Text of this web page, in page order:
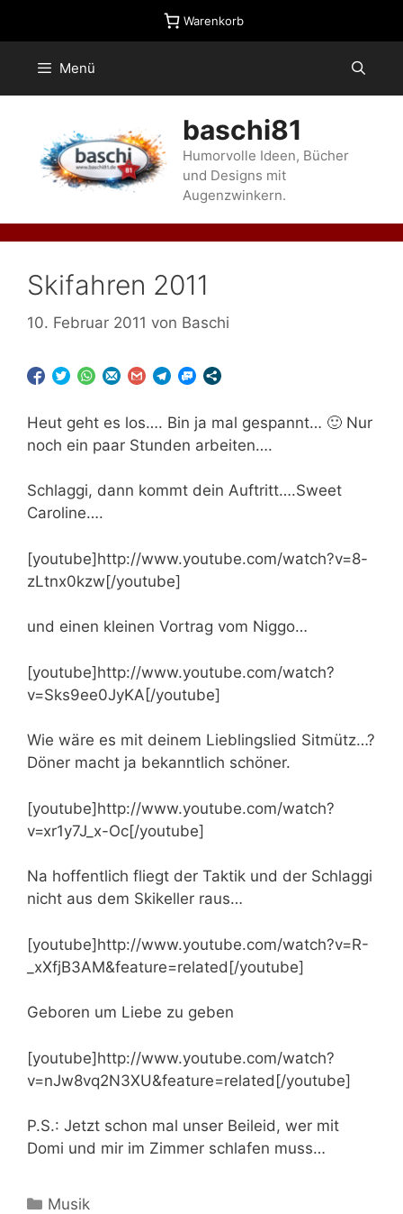
Warenkorb
Menü
baschi81
Humorvolle Ideen, Bücher
und Designs mit
Augenzwinkern.
Skifahren 2011
10. Februar 2011 von Baschi
Heut geht es los…. Bin ja mal gespannt… 🙂 Nur
noch ein paar Stunden arbeiten….
Schlaggi, dann kommt dein Auftritt….Sweet
Caroline….
[youtube]http://www.youtube.com/watch?v=8-
zLtnx0kzw[/youtube]
und einen kleinen Vortrag vom Niggo…
[youtube]http://www.youtube.com/watch?
v=Sks9ee0JyKA[/youtube]
Wie wäre es mit deinem Lieblingslied Sitmütz…?
Döner macht ja bekanntlich schöner.
[youtube]http://www.youtube.com/watch?
v=xr1y7J_x-Oc[/youtube]
Na hoffentlich fliegt der Taktik und der Schlaggi
nicht aus dem Skikeller raus…
[youtube]http://www.youtube.com/watch?v=R-
_xXfjB3AM&feature=related[/youtube]
Geboren um Liebe zu geben
[youtube]http://www.youtube.com/watch?
v=nJw8vq2N3XU&feature=related[/youtube]
P.S.: Jetzt schon mal unser Beileid, wer mit
Domi und mir im Zimmer schlafen muss…
Kategorien
Musik